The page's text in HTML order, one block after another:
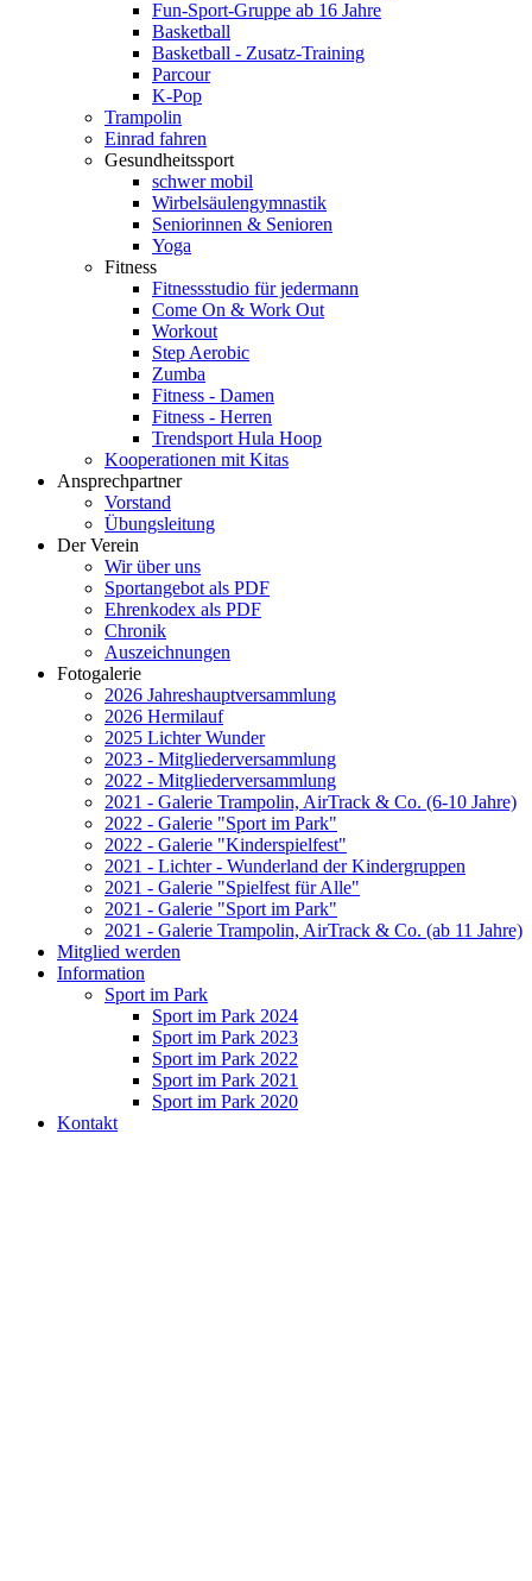
Fun-Sport-Gruppe ab 16 Jahre
Basketball
Basketball - Zusatz-Training
Parcour
K-Pop
Trampolin
Einrad fahren
Gesundheitssport
schwer mobil
Wirbelsäulengymnastik
Seniorinnen & Senioren
Yoga
Fitness
Fitnessstudio für jedermann
Come On & Work Out
Workout
Step Aerobic
Zumba
Fitness - Damen
Fitness - Herren
Trendsport Hula Hoop
Kooperationen mit Kitas
Ansprechpartner
Vorstand
Übungsleitung
Der Verein
Wir über uns
Sportangebot als PDF
Ehrenkodex als PDF
Chronik
Auszeichnungen
Fotogalerie
2026 Jahreshauptversammlung
2026 Hermilauf
2025 Lichter Wunder
2023 - Mitgliederversammlung
2022 - Mitgliederversammlung
2021 - Galerie Trampolin, AirTrack & Co. (6-10 Jahre)
2022 - Galerie "Sport im Park"
2022 - Galerie "Kinderspielfest"
2021 - Lichter - Wunderland der Kindergruppen
2021 - Galerie "Spielfest für Alle"
2021 - Galerie "Sport im Park"
2021 - Galerie Trampolin, AirTrack & Co. (ab 11 Jahre)
Mitglied werden
Information
Sport im Park
Sport im Park 2024
Sport im Park 2023
Sport im Park 2022
Sport im Park 2021
Sport im Park 2020
Kontakt